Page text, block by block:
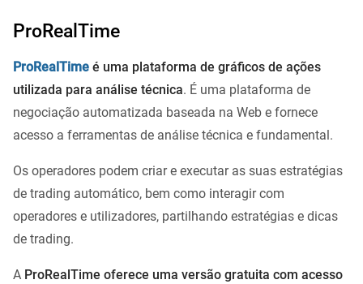
ProRealTime
ProRealTime é uma plataforma de gráficos de ações
utilizada para análise técnica. É uma plataforma de
negociação automatizada baseada na Web e fornece
acesso a ferramentas de análise técnica e fundamental.
Os operadores podem criar e executar as suas estratégias
de trading automático, bem como interagir com
operadores e utilizadores, partilhando estratégias e dicas
de trading.
A ProRealTime oferece uma versão gratuita com acesso